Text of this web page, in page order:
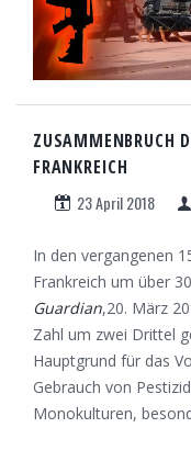
ZUSAMMENBRUCH
FRANKREICH
23 April 2018
In den vergangenen
Frankreich um über
Guardian,20. März
Zahl um zwei Drittel
Hauptgrund für das
Gebrauch von
Monokulturen,